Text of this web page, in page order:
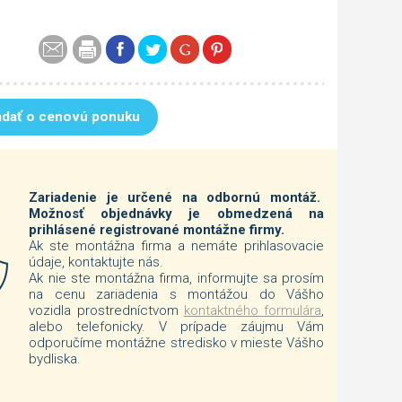
o cenovú ponuku
Zariadenie je určené na odbornú montáž.
Možnosť objednávky je obmedzená na
prihlásené registrované montážne firmy.
Ak ste montážna firma a nemáte prihlasovacie
údaje, kontaktujte nás.
Ak nie ste montážna firma, informujte sa prosím
na cenu zariadenia s montážou do Vášho
vozidla prostredníctvom kontaktného formulára,
alebo telefonicky. V prípade záujmu Vám
odporučíme montážne stredisko v mieste Vášho
bydliska.